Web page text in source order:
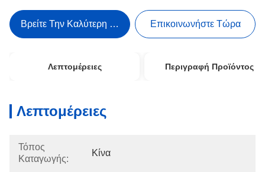
Βρείτε Την Καλύτερη Τιμή Επικοινωνήστε Τώρα
Λεπτομέρειες Περιγραφή Προϊόντος
Λεπτομέρειες
Τόπος
Καταγωγής:
Κίνα